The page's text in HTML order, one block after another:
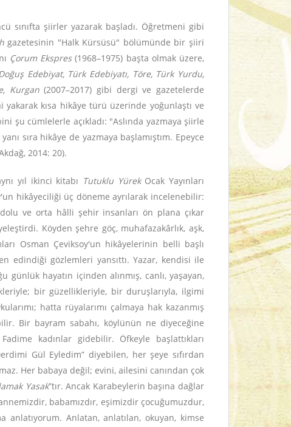
sınıfta şiirler yazarak başladı. Öğretmeni gibi
gazetesinin "Halk Kürsüsü" bölümünde bir şiiri
Çorum Ekspres(1968–1975) başta olmak üzere,
Edebiyat, Türk Edebiyatı, Töre, Türk Yurdu,
Kurgan(2007–2017) gibi dergi ve gazetelerde
yakarak kısa hikâye türü üzerinde yoğunlaştı ve
şu cümlelerle açıkladı: "Aslında yazmaya şiirle
sıra hikâye de yazmaya başlamıştım. Epeyce
2014: 20).
yıl ikinci kitabı Tutuklu YürekOcak Yayınları
hikâyeciliği üç döneme ayrılarak incelenebilir:
ve orta hâlli şehir insanları ön plana çıkar
Köyden şehre göç, muhafazakârlık, aşk,
Osman Çeviksoy'un hikâyelerinin belli başlı
edindiği gözlemleri yansıttı. Yazar, kendisi ile
hayatın içinden alınmış, canlı, yaşayan,
bir güzellikleriyle, bir duruşlarıyla, ilgimi
hatta rüyalarımı çalmaya hak kazanmış
Bir bayram sabahı, köylünün ne diyeceğine
kadınlar gidebilir. Öfkeyle başlattıkları
Gül Eyledim” diyebilen, her şeye sıfırdan
Her babaya değil; evini, ailesini canından çok
Yasak”tır. Ancak Karabeylerin başına dağlar
babamızdır, eşimizdir çocuğumuzdur,
anlatıyorum. Anlatan, anlatılan, okuyan, kimse